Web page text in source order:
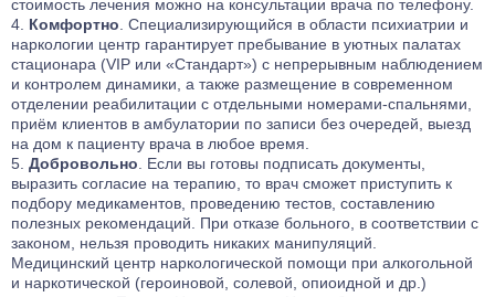
стоимость лечения можно на консультации врача по телефону.
Комфортно. Специализирующийся в области психиатрии и
наркологии центр гарантирует пребывание в уютных палатах
стационара (VIP или «Стандарт») с непрерывным наблюдением
и контролем динамики, а также размещение в современном
отделении реабилитации с отдельными номерами-спальнями,
приём клиентов в амбулатории по записи без очередей, выезд
на дом к пациенту врача в любое время.
Добровольно. Если вы готовы подписать документы,
выразить согласие на терапию, то врач сможет приступить к
подбору медикаментов, проведению тестов, составлению
полезных рекомендаций. При отказе больного, в соответствии с
законом, нельзя проводить никаких манипуляций.
Медицинский центр наркологической помощи при алкогольной
и наркотической (героиновой, солевой, опиоидной и др.)